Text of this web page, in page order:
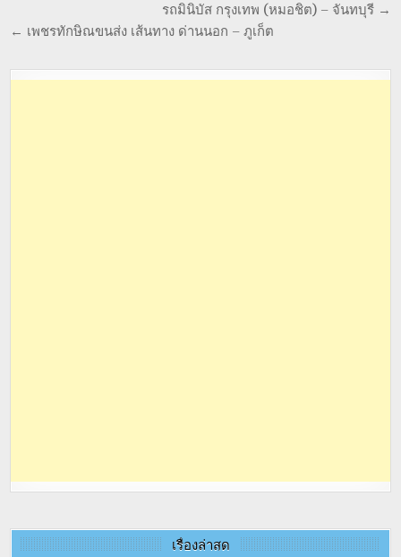
รถมินิบัส กรุงเทพ (หมอชิต) – จันทบุรี →
← เพชรทักษิณขนส่ง เส้นทาง ด่านนอก – ภูเก็ต
เรื่องล่าสุด